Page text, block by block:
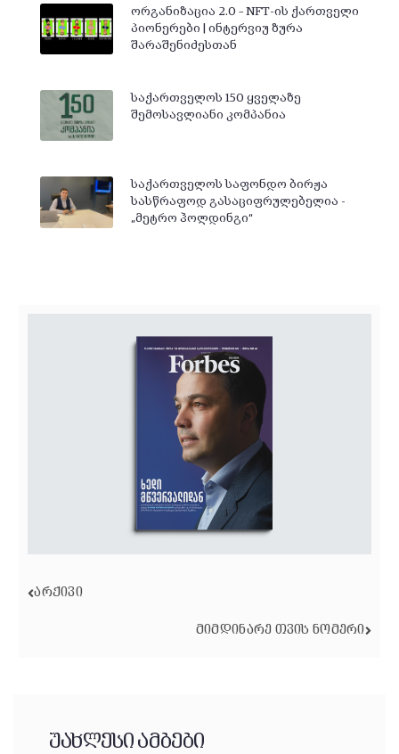
ორგანიზაცია 2.0 – NFT-ის ქართველი
პიონერები | ინტერვიუ ზურა
შარაშენიძესთან
საქართველოს 150 ყველაზე
შემოსავლიანი კომპანია
საქართველოს საფონდო ბირჟა
სასწრაფოდ გასაციფრულებელია -
„მეტრო ჰოლდინგი“
ᲐᲠᲥᲘᲕᲘ
ᲛᲘᲛᲓᲘᲜᲐᲠᲔ ᲗᲕᲘᲡ ᲜᲝᲛᲔᲠᲘ
უახლესი ამბები